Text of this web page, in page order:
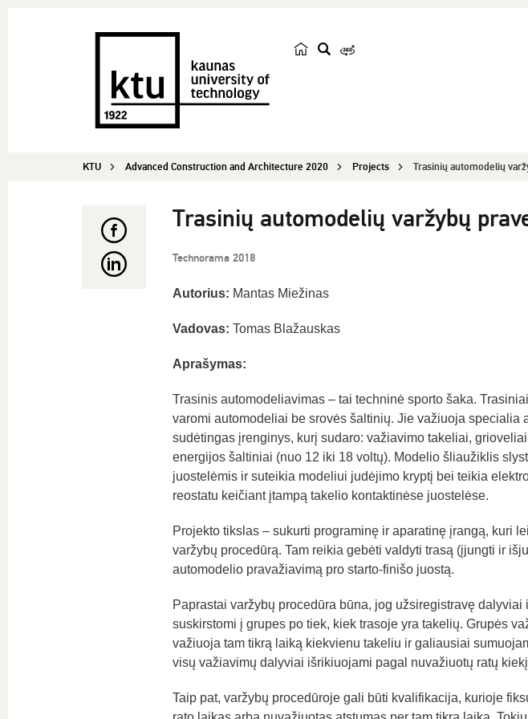
h
KTU Advanced Construction and Architecture 2020 Projects Trasinių automodelių
Trasinių automodelių varžybų
Technorama 2018
Autorius: Mantas Miežinas
Vadovas: Tomas Blažauskas
Aprašymas:
Trasinis automodeliavimas – tai techninė sporto šaka.
varomi automodeliai be srovės šaltinių. Jie važiuoja specialia
sudėtingas įrenginys, kurį sudaro: važiavimo takeliai,
energijos šaltiniai (nuo 12 iki 18 voltų). Modelio šliaužiklis
juostelėmis ir suteikia modeliui judėjimo kryptį bei teikia
reostatu keičiant įtampą takelio kontaktinėse juostelėse.
Projekto tikslas – sukurti programinę ir aparatinę įrangą, kuri
varžybų procedūrą. Tam reikia gebėti valdyti trasą (įjungti ir
automodelio pravažiavimą pro starto-finišo juostą.
Paprastai varžybų procedūra būna, jog užsiregistravę
suskirstomi į grupes po tiek, kiek trasoje yra takelių. Grupės
važiuoja tam tikrą laiką kiekvienu takeliu ir galiausiai
visų važiavimų dalyviai išrikiuojami pagal nuvažiuotų ratų
Taip pat, varžybų procedūroje gali būti kvalifikacija, kurioje